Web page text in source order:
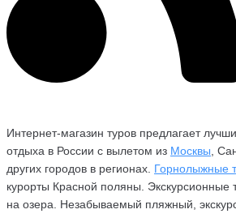
Интернет-магазин туров предлагает
отдыха в России с вылетом из Москвы ,
других городов в регионах. Горнолыжные
курорты Красной поляны. Экскурсионные
на озера. Незабываемый пляжный,